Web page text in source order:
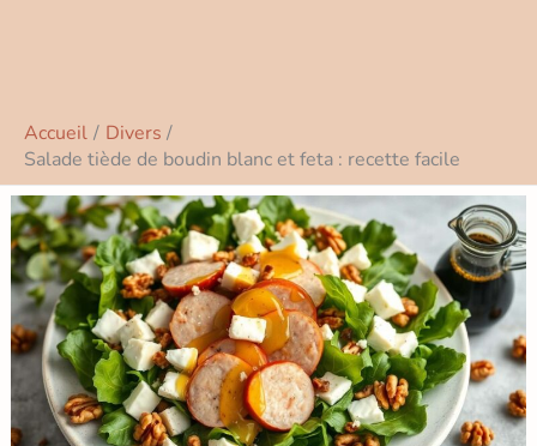
Accueil
Divers
Salade tiède de boudin blanc et feta : recette facile